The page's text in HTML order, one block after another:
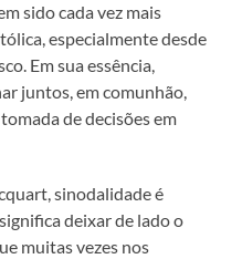
sido cada vez mais
especialmente desde
Em sua essência,
juntos, em comunhão,
de decisões em
sinodalidade é
deixar de lado o
muitas vezes nos